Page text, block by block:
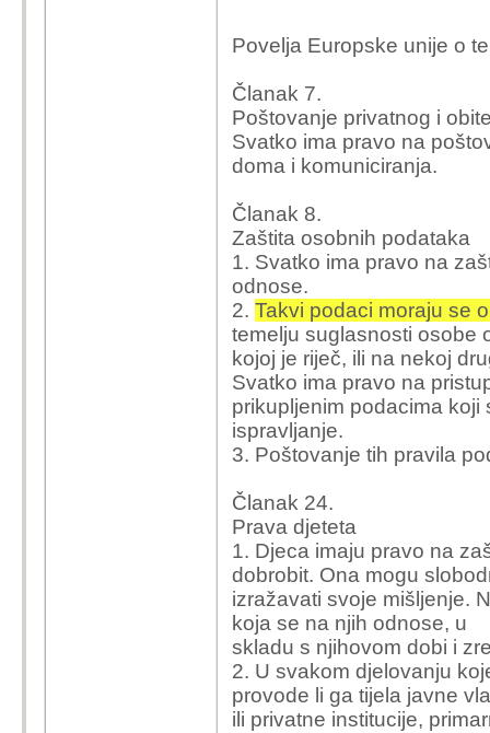
Povelja Europske unije o
Članak 7.
Poštovanje privatnog i
Svatko ima pravo na
doma i komuniciranja.
Članak 8.
Zaštita osobnih podataka
1. Svatko ima pravo na
odnose.
2. Takvi podaci moraju se
temelju suglasnosti osobe
kojoj je riječ, ili na nekoj
Svatko ima pravo na
prikupljenim podacima
ispravljanje.
3. Poštovanje tih pravila
Članak 24.
Prava djeteta
1. Djeca imaju pravo na
dobrobit. Ona mogu
izražavati svoje mišljenje.
koja se na njih odnose, u
skladu s njihovom dobi i
2. U svakom djelovanju
provode li ga tijela javne
ili privatne institucije,